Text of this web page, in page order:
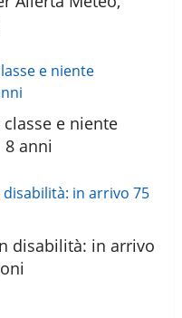
e niente
anni
disabilità: in arrivo